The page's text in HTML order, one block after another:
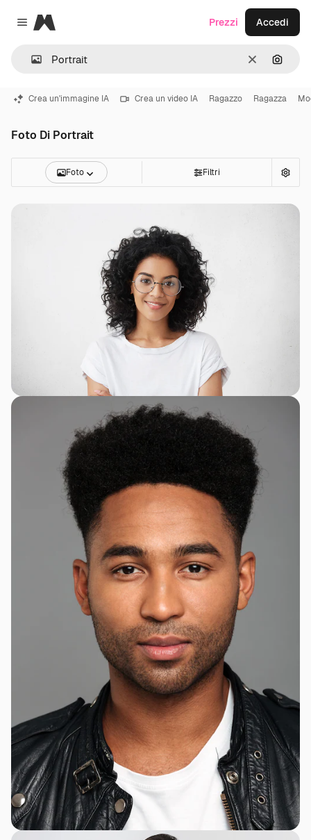
Close menu
Magnific
CancellaCerca
Prezzi Accedi
Crea un'immagine IA Crea un video IA Ragazzo Ragazza
Foto Di Portrait
Foto Filtri